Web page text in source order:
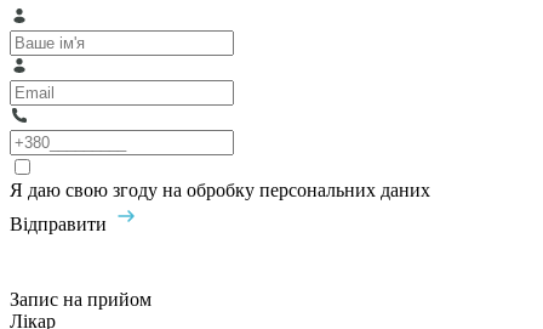
Я даю свою згоду на обробку персональних даних
Відправити
Запис на прийом
Лікар